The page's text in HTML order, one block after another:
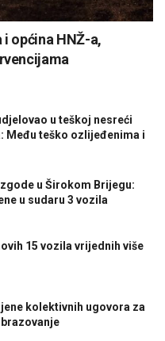
općina HNŽ-a,
u teškoj nesreći
Među teško ozlijeđenima i
u Širokom Brijegu:
u sudaru 3 vozila
15 vozila vrijednih više
kolektivnih ugovora za